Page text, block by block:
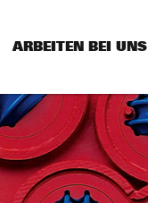
ARBEITEN BEI UNS